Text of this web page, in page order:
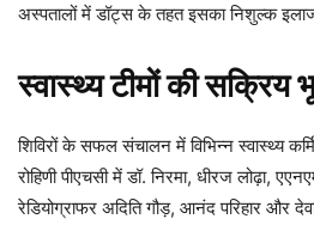
अस्पतालों में डॉट्स के तहत इसका निशुल्क
स्वास्थ्य टीमों की सक्रिय
शिविरों के सफल संचालन में विभिन्न स्वास्थ्य
रोहिणी पीएचसी में डॉ. निरमा, धीरज लोढ़ा,
रेडियोग्राफर अदिति गौड़, आनंद परिहार और